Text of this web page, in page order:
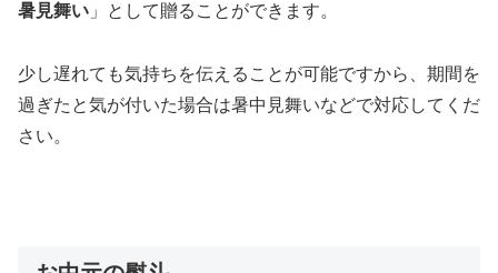
暑見舞い 」として贈ることができます。
少し遅れても気持ちを伝えることが可能ですから、期間を
過ぎたと気が付いた場合は暑中見舞いなどで対応してくだ
さい。